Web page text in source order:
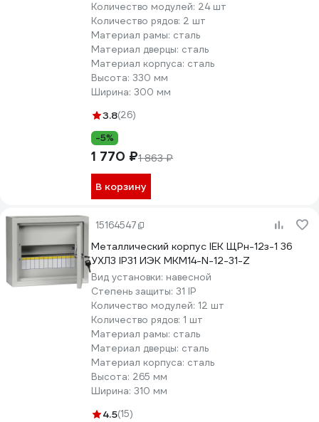
Количество модулей: 24 шт
Количество рядов: 2 шт
Материал рамы: сталь
Материал дверцы: сталь
Материал корпуса: сталь
Высота: 330 мм
Ширина: 300 мм
3.8(26)
-5%
1 770 ₽1 863 ₽
В корзину
15164547
Металлический корпус IEK ЩРн-12з-1 36
УХЛ3 IP31 ИЭК MKM14-N-12-31-Z
Вид установки: навесной
Степень защиты: 31 IP
Количество модулей: 12 шт
Количество рядов: 1 шт
Материал рамы: сталь
Материал дверцы: сталь
Материал корпуса: сталь
Высота: 265 мм
Ширина: 310 мм
4.5(15)